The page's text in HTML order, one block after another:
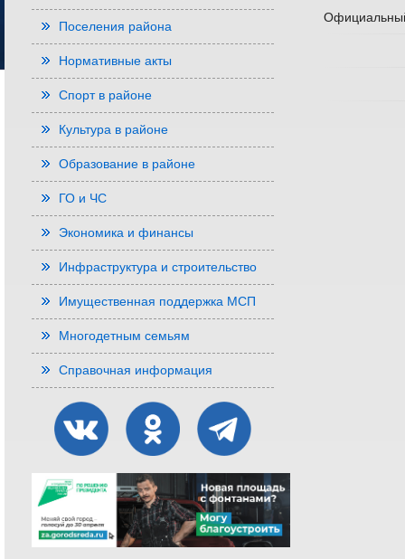
Поселения района
Нормативные акты
Спорт в районе
Культура в районе
Образование в районе
ГО и ЧС
Экономика и финансы
Инфраструктура и строительство
Имущественная поддержка МСП
Многодетным семьям
Справочная информация